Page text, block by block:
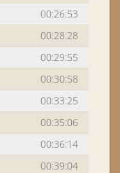
00:26:53
00:28:28
00:29:55
00:30:58
00:33:25
00:35:06
00:36:14
00:39:04